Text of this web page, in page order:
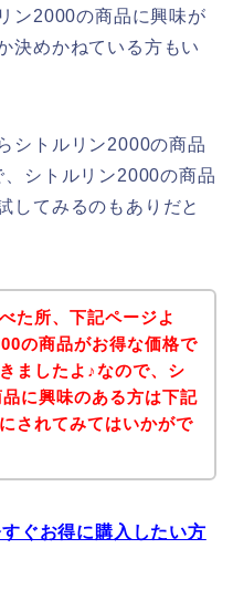
ン2000の商品に興味が
決めかねている方もい
シトルリン2000の商品
シトルリン2000の商品
してみるのもありだと
た所、下記ページよ
の商品がお得な価格で
ましたよ♪なので、シ
品に興味のある方は下記
されてみてはいかがで
ぐお得に購入したい方